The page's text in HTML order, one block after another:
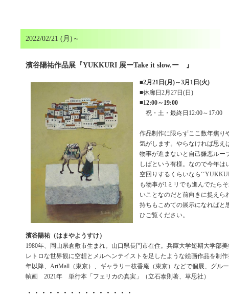
2022/02/21 (月)～
濱谷陽祐作品展『YUKKURI 展ーTake it slow.ー 』
■2月21日(月)～3月1日(火)
■休廊日2月27日(日)
■12:00～19:00
祝・土・最終日12:00～17:00
作品制作に限らずここ数年焦り
気がします。やらなければ思え
物事が進まないと自己嫌悪ルー
しばという有様。なので今年は
空回りするくらいなら
も物事が1ミリでも進んでたら
いことなのだと前向きに捉えら
持ちもこめての展示になればと
ひご覧ください。
濱谷陽祐（はまやようすけ）
1980年、岡山県倉敷市生まれ。山口県長門市在住。兵庫大学短期大学部
レトロな世界観に空想とメルヘンテイストを足したような絵画作品を制
年以降、ArtMall（東京）、ギャラリー枝香庵（東京）などで個展、グル
幀画 2021年 単行本「フェリカの真実」（立石泰則著、草思社）
・・・・・・・・・・・・・・・